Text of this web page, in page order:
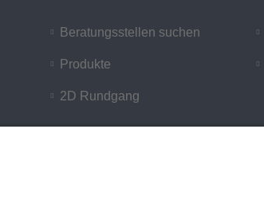
Beratungsstellen suchen
Produkte
2D Rundgang